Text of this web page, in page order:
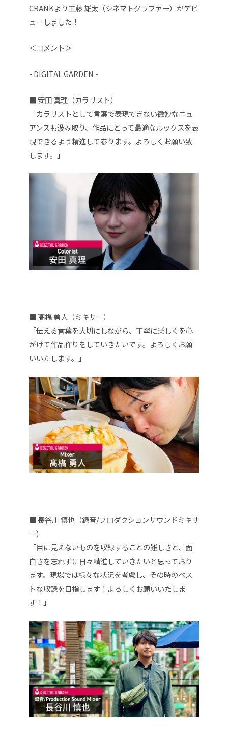
CRANKより工藤 雄太（シネマトグラファー）がデビ
ューしました！
＜コメント＞
- DIGITAL GARDEN -
■ 安田 真理（カラリスト）
「カラリストとして言葉で表現できない微妙なニュ
アンスも汲み取り、作品にとって最適なルックスを表
現できるよう精進して参ります。よろしくお願い致
します。」
■ 髙𣘺 勇人（ミキサー）
「伝える言葉を大切にしながら、丁寧に楽しくを心
がけて作品作りをしていきたいです。よろしくお願
いいたします。
」
■ 長谷川 慎也（録音/プロダクションサウンドミキサ
ー）
「目に見えないものを収録することの難しさと、面
白さを忘れずに日々精進していきたいと思っており
ます。現場では様々な状況を考慮し、その時のベス
トな収録を目指します！よろしくお願いいたしま
す！」